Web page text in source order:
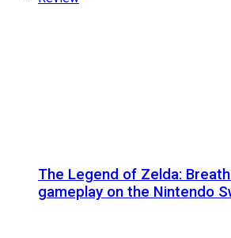
The Legend of Zelda:
gameplay on the Nintendo